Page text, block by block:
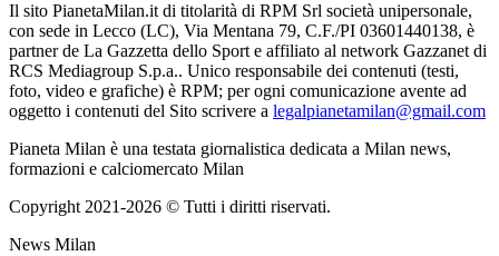
Il sito PianetaMilan.it di titolarità di RPM Srl società unipersonale,
con sede in Lecco (LC), Via Mentana 79, C.F./PI 03601440138, è
partner de La Gazzetta dello Sport e affiliato al network Gazzanet di
RCS Mediagroup S.p.a.. Unico responsabile dei contenuti (testi,
foto, video e grafiche) è RPM; per ogni comunicazione avente ad
oggetto i contenuti del Sito scrivere a legalpianetamilan@gmail.com
Pianeta Milan è una testata giornalistica dedicata a Milan news,
formazioni e calciomercato Milan
Copyright 2021-2026 © Tutti i diritti riservati.
News Milan